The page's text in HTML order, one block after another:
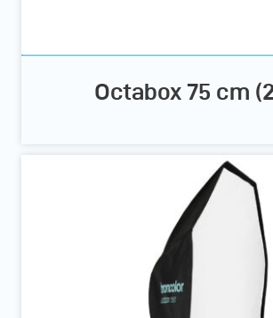
Octabox 75 cm